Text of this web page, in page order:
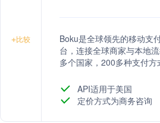
+比较
Boku是全球领先的移动支
台，连接全球商家与本地
多个国家，200多种支付
API适用于美国
定价方式为商务咨询